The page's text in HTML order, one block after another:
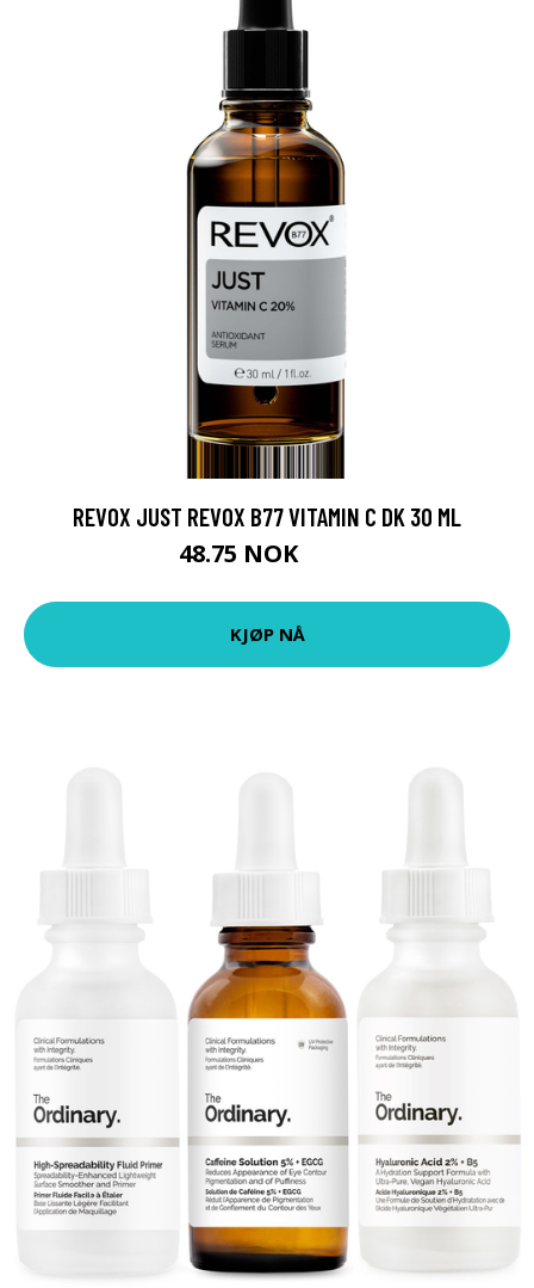
REVOX JUST REVOX B77 VITAMIN C DK 30 ML
48.75 NOK
KJØP NÅ